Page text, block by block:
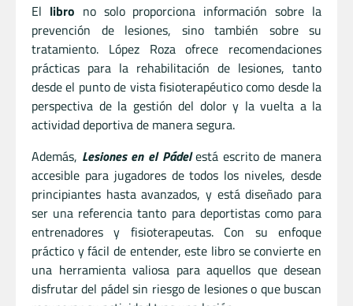
El libro no solo proporciona información sobre la
prevención de lesiones, sino también sobre su
tratamiento. López Roza ofrece recomendaciones
prácticas para la rehabilitación de lesiones, tanto
desde el punto de vista fisioterapéutico como desde la
perspectiva de la gestión del dolor y la vuelta a la
actividad deportiva de manera segura.
Además, Lesiones en el Pádelestá escrito de manera
accesible para jugadores de todos los niveles, desde
principiantes hasta avanzados, y está diseñado para
ser una referencia tanto para deportistas como para
entrenadores y fisioterapeutas. Con su enfoque
práctico y fácil de entender, este libro se convierte en
una herramienta valiosa para aquellos que desean
disfrutar del pádel sin riesgo de lesiones o que buscan